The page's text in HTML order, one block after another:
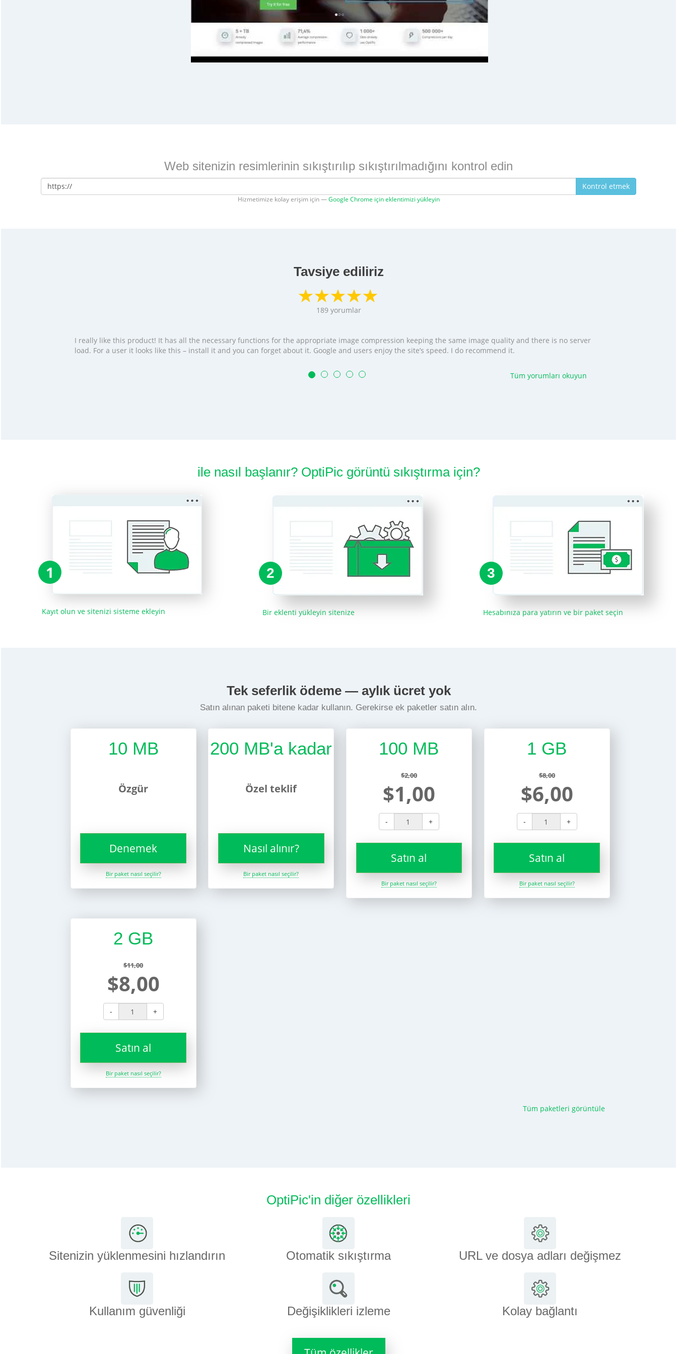
Web sitenizin resimlerinin sıkıştırılıp sıkıştırılmadığını kontrol edin
Kontrol etmek
Hizmetimize kolay erişim için —Google Chrome için eklentimizi yükleyin
Tavsiye ediliriz
189 yorumlar
I really like this product! It has all the necessary functions for the appropriate image compression keeping the same image quality and there is no server
load. For a user it looks like this – install it and you can forget about it. Google and users enjoy the site’s speed. I do recommend it.
Tüm yorumları okuyun
ile nasıl başlanır? OptiPic görüntü sıkıştırma için?
1
Kayıt olun ve sitenizi sisteme ekleyin
2
Bir eklenti yükleyin sitenize
3
Hesabınıza para yatırın ve bir paket seçin
Tek seferlik ödeme — aylık ücret yok
Satın alınan paketi bitene kadar kullanın. Gerekirse ek paketler satın alın.
10 MB
Özgür
Denemek
Bir paket nasıl seçilir?
200 MB'a kadar
Özel teklif
Nasıl alınır?
Bir paket nasıl seçilir?
100 MB
$2,00
$1,00
- +
Satın al
Bir paket nasıl seçilir?
1 GB
$8,00
$6,00
- +
Satın al
Bir paket nasıl seçilir?
2 GB
$11,00
$8,00
- +
Satın al
Bir paket nasıl seçilir?
Tüm paketleri görüntüle
OptiPic'in diğer özellikleri
Sitenizin yüklenmesini hızlandırın Otomatik sıkıştırma URL ve dosya adları değişmez
Kullanım güvenliği Değişiklikleri izleme Kolay bağlantı